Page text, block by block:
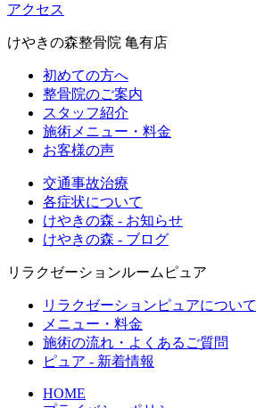
アクセス
けやきの森整骨院 亀有店
初めての方へ
整骨院のご案内
スタッフ紹介
施術メニュー・料金
お客様の声
交通事故治療
各症状について
けやきの森 - お知らせ
けやきの森 - ブログ
リラクゼーションルームピュア
リラクゼーションピュアについて
メニュー・料金
施術の流れ・よくあるご質問
ピュア - 新着情報
HOME